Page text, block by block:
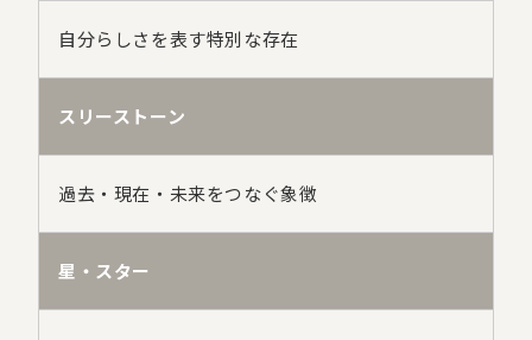
自分らしさを表す特別な存在
スリーストーン
過去・現在・未来をつなぐ象徴
星・スター